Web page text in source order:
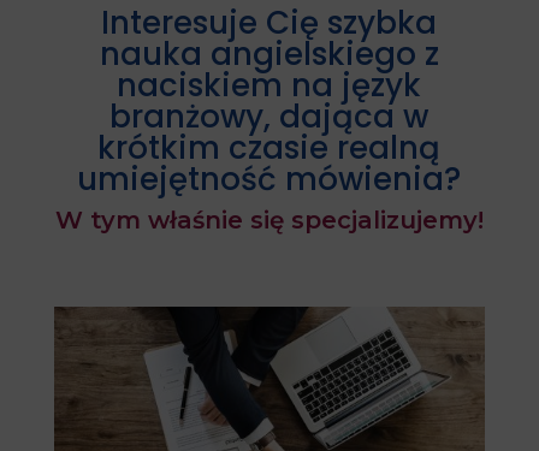
Interesuje Cię szybka
nauka angielskiego z
naciskiem na język
branżowy, dająca w
krótkim czasie realną
umiejętność mówienia?
W tym właśnie się specjalizujemy!